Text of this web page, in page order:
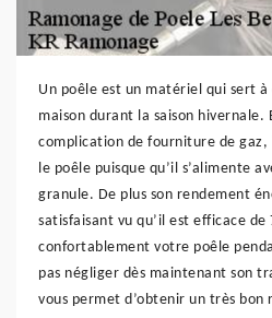
Un poêle est un matériel qui sert
maison durant la saison hivernale.
complication de fourniture de gaz,
le poêle puisque qu’il s’alimente
granule. De plus son rendement
satisfaisant vu qu’il est efficace de
confortablement votre poêle
pas négliger dès maintenant son
vous permet d’obtenir un très bon